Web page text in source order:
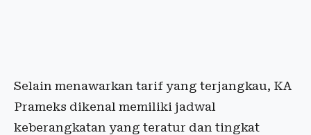
Selain menawarkan tarif yang terjangkau, KA
Prameks dikenal memiliki jadwal
keberangkatan yang teratur dan tingkat